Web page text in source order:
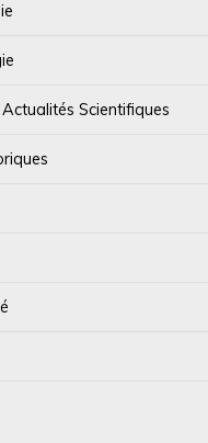
Scientifiques